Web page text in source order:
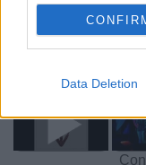
Data Deletion
Commentaires
Voir la